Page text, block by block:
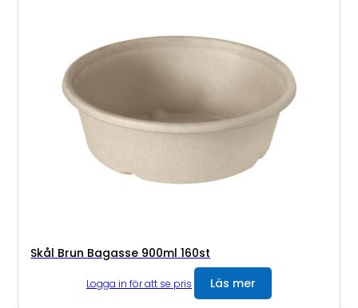
Skål Brun Bagasse 900ml 160st
Logga in för att se pris Läs mer